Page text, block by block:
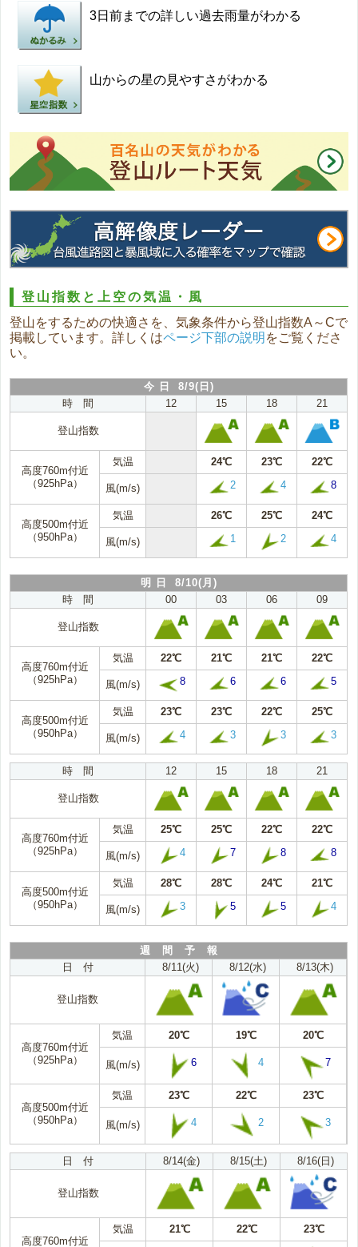
3日前までの詳しい過去雨量がわかる
山からの星の見やすさがわかる
登山指数と上空の気温・風
登山をするための快適さを、気象条件から登山指数A～Cで
掲載しています。詳しくはページ下部の説明 をご覧くださ
い。
今 日 8/9(日)
時 間
12 15 18 21
登山指数
高度760m付近
（925hPa）
気温 24℃ 23℃ 22℃
風(m/s) 2 4 8
高度500m付近
（950hPa）
気温 26℃ 25℃ 24℃
風(m/s) 1 2 4
明 日 8/10(月)
時 間
00 03 06 09
登山指数
高度760m付近
（925hPa）
気温 22℃ 21℃ 21℃ 22℃
風(m/s) 8 6 6 5
高度500m付近
（950hPa）
気温 23℃ 23℃ 22℃ 25℃
風(m/s) 4 3 3 3
時 間 12 15 18 21
登山指数
高度760m付近
（925hPa）
気温 25℃ 25℃ 22℃ 22℃
風(m/s) 4 7 8 8
高度500m付近
（950hPa）
気温 28℃ 28℃ 24℃ 21℃
風(m/s) 3 5 5 4
週 間 予 報
日 付
8/11(火) 8/12(水) 8/13(木)
登山指数
高度760m付近
（925hPa）
気温 20℃ 19℃ 20℃
風(m/s) 6 4 7
高度500m付近
（950hPa）
気温 23℃ 22℃ 23℃
風(m/s) 4 2 3
日 付 8/14(金) 8/15(土) 8/16(日)
登山指数
高度760m付近
気温 21℃ 22℃ 23℃